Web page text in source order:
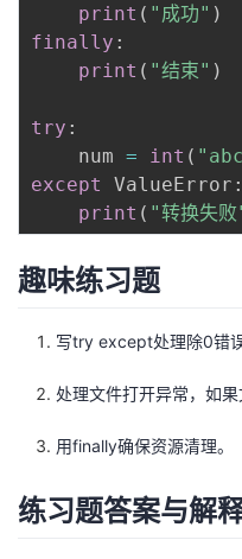
者
我
print ( "成功" )
finally :
print ( "结束" )
try :
    num
= int (
except
ValueError :
print ( "转换失败
趣味练习题
写try except处理除0错误
处理文件打开异常，如果
用finally确保资源清理。
练习题答案与解